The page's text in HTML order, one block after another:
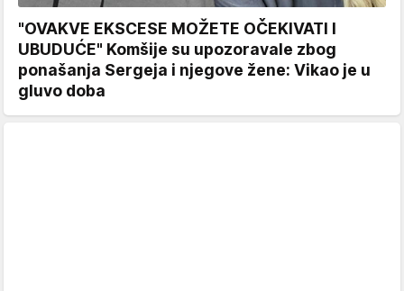
"OVAKVE EKSCESE MOŽETE OČEKIVATI I
UBUDUĆE" Komšije su upozoravale zbog
ponašanja Sergeja i njegove žene: Vikao je u
gluvo doba